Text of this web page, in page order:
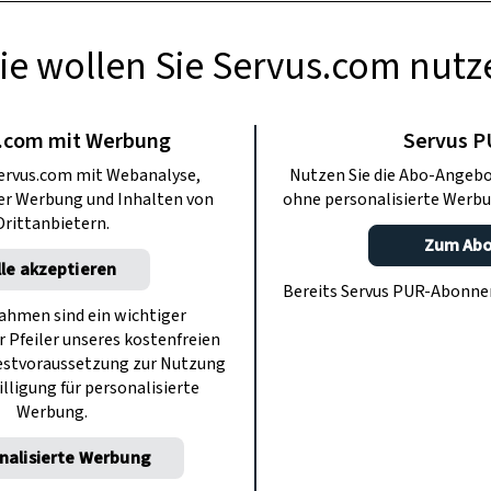
Granngln, Ananas oder was? Der
durchs süße Reich der Beeren.
wollen Sie Servus.com
mit Werbung
mit Webanalyse,
Werbung und Inhalten von
akzeptieren
sind ein wichtiger
unseres kostenfreien
zur Nutzung
für personalisierte
Werbung.
Werbung
Servus
Nutzen Sie die Abo-
ohne personalisierte
Zum
Bereits Servus PUR-